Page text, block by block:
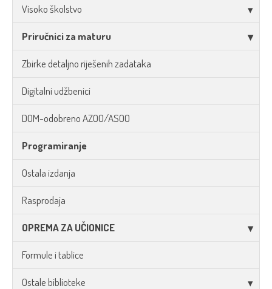
Visoko školstvo
Priručnici za maturu
Zbirke detaljno riješenih zadataka
Digitalni udžbenici
DOM-odobreno AZOO/ASOO
Programiranje
Ostala izdanja
Rasprodaja
OPREMA ZA UČIONICE
Formule i tablice
Ostale biblioteke